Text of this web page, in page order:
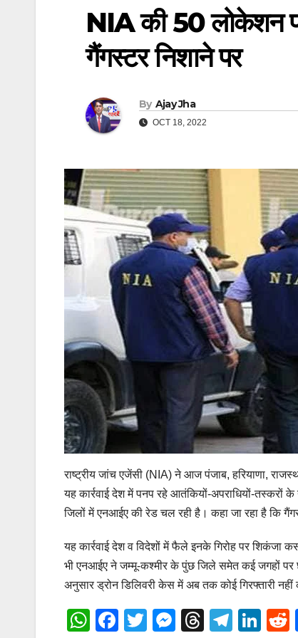
NIA की 50 लोकेशन
गैंगस्टर निशाने पर
By Ajay Jha
OCT 18, 2022
राष्ट्रीय जांच एजेंसी (NIA) ने आज पंजाब, हरियाणा,
यह कार्रवाई देश में पनप रहे आतंकियों-अपराधियों-तस्करों
जिलों में एनआईए की रेड चल रही है। कहा जा रहा है कि
यह कार्रवाई देश व विदेशों में फैले इनके गिरोह पर
भी एनआईए ने जम्मू-कश्मीर के पुंछ जिले समेत कई जगहों पर
अनुसार ड्रोन डिलिवरी केस में अब तक कोई गिरफ्तारी
W
F
T
M
T
T
Li